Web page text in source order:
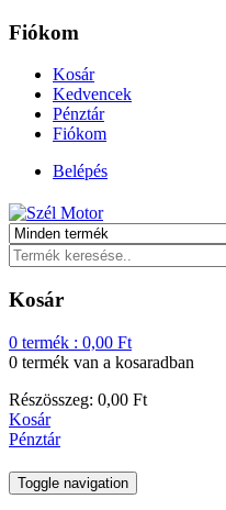
Fiókom
Kosár
Kedvencek
Pénztár
Fiókom
Belépés
Kosár
0 termék : 0,00 Ft
0 termék van a kosaradban
Részösszeg: 0,00 Ft
Kosár
Pénztár
Toggle navigation